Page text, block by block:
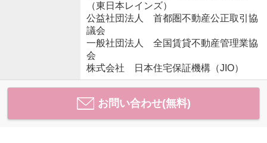
（東日本レインズ）
公益社団法人 首都圏不動産公正取引協
議会
一般社団法人 全国賃貸不動産管理業協
会
株式会社 日本住宅保証機構（JIO）
お問い合わせ(無料)